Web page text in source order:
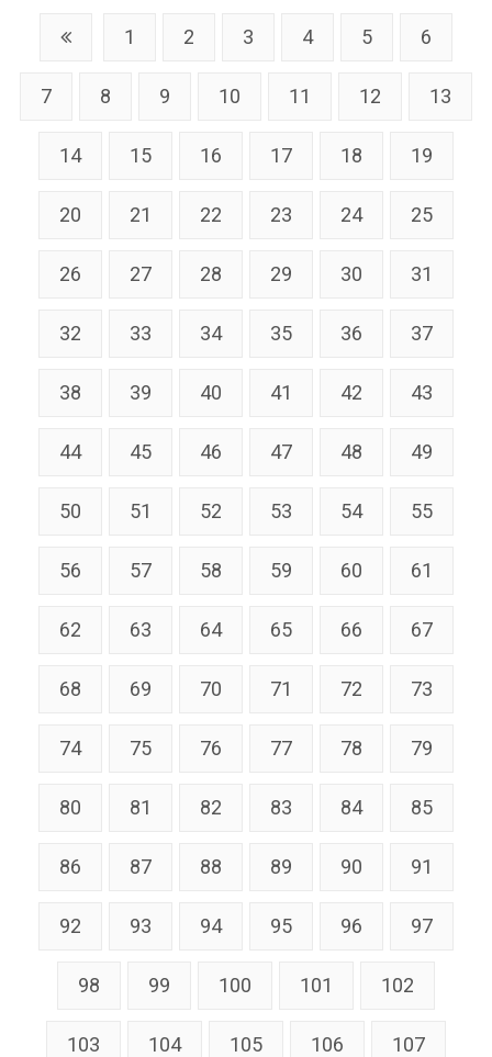
1 2 3 4 5 6
7 8 9 10 11 12 13
14 15 16 17 18 19
20 21 22 23 24 25
26 27 28 29 30 31
32 33 34 35 36 37
38 39 40 41 42 43
44 45 46 47 48 49
50 51 52 53 54 55
56 57 58 59 60 61
62 63 64 65 66 67
68 69 70 71 72 73
74 75 76 77 78 79
80 81 82 83 84 85
86 87 88 89 90 91
92 93 94 95 96 97
98 99 100 101 102
103 104 105 106 107